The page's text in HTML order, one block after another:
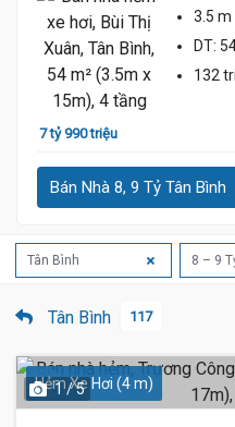
7 tỷ 990 triệu
3.5 m
DT:
132
Bán Nhà 8, 9 Tỷ Tân Bình
Tân Bình 8 – 9
Tân Bình 117
Hẻm Xe Hơi (4 m)
1 / 5